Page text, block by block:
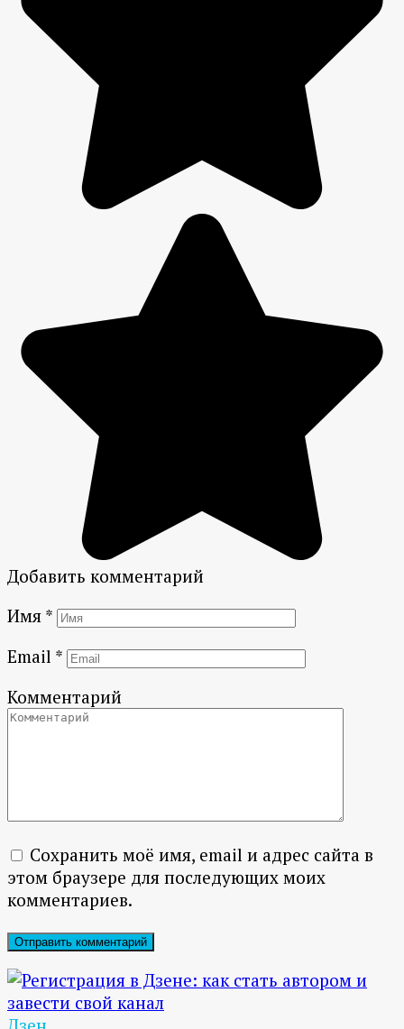
Добавить комментарий
Имя *
Email *
Комментарий
Сохранить моё имя, email и адрес сайта в
этом браузере для последующих моих
комментариев.